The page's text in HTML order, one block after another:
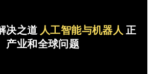
决之道 人工智能与机器人 正
产业和全球问题